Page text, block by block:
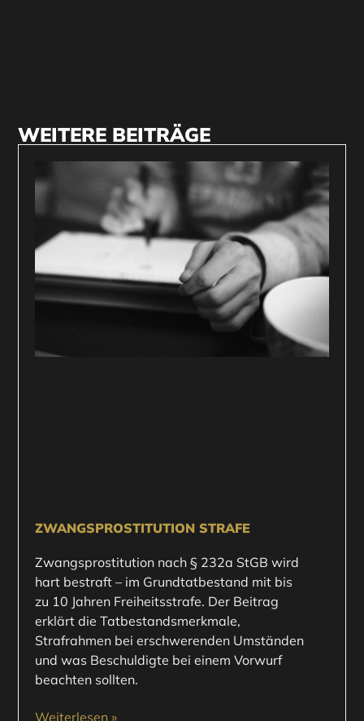
WEITERE BEITRÄGE
ZWANGSPROSTITUTION STRAFE
Zwangsprostitution nach § 232a StGB wird
hart bestraft – im Grundtatbestand mit bis
zu 10 Jahren Freiheitsstrafe. Der Beitrag
erklärt die Tatbestandsmerkmale,
Strafrahmen bei erschwerenden Umständen
und was Beschuldigte bei einem Vorwurf
beachten sollten.
Weiterlesen »